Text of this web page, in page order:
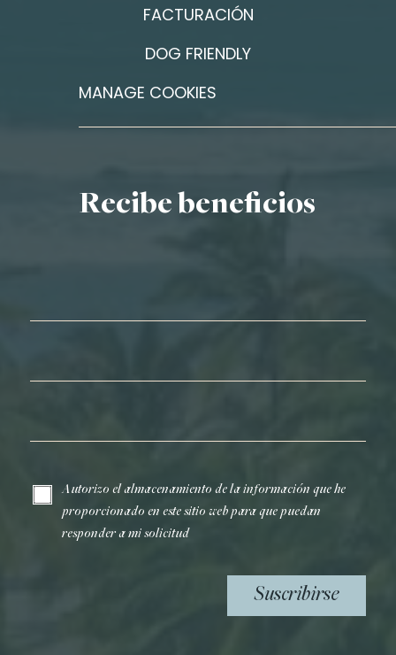
FACTURACIÓN
DOG FRIENDLY
MANAGE COOKIES
Recibe beneficios
Autorizo el almacenamiento de la información que he
proporcionado en este sitio web para que puedan
responder a mi solicitud
Suscribirse